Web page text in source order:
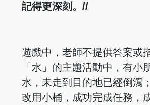
記得更深刻。//
遊戲中，老師不提供答案或
「水」的主題活動中，有小
水，未走到目的地已經倒瀉
改用小桶，成功完成任務，